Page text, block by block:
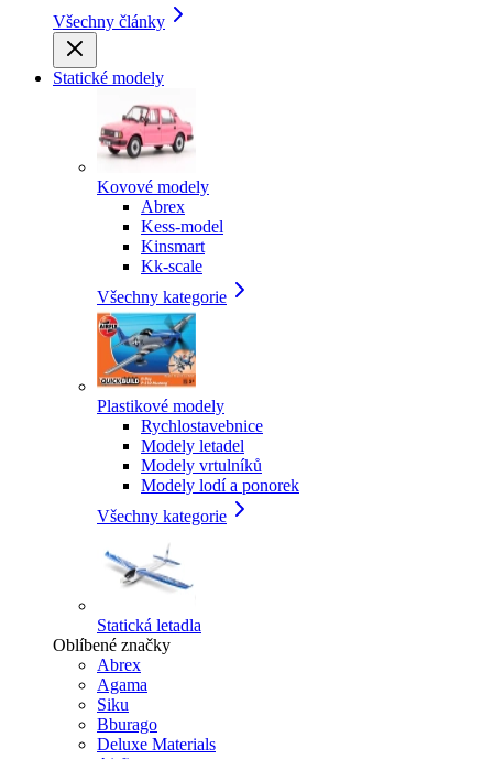
Všechny články
Statické modely
Kovové modely
Abrex
Kess-model
Kinsmart
Kk-scale
Všechny kategorie
Plastikové modely
Rychlostavebnice
Modely letadel
Modely vrtulníků
Modely lodí a ponorek
Všechny kategorie
Statická letadla
Oblíbené značky
Abrex
Agama
Siku
Bburago
Deluxe Materials